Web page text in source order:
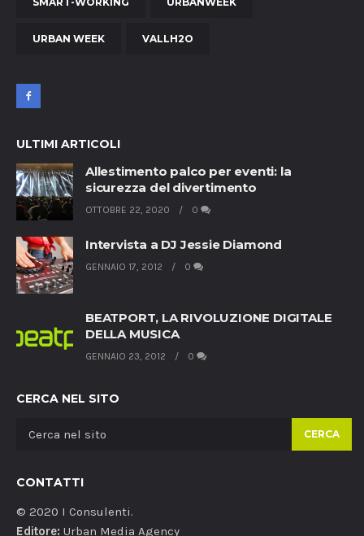
URBAN WEEK VALLH2O
ULTIMI ARTICOLI
Allestimento palco per eventi: la
sicurezza del divertimento
OTTOBRE 22, 2020 0
Intervista a DJ Jessie Diamond
GENNAIO 17, 2012 0
BEATPORT, LA RIVOLUZIONE DIGITALE
DELLA MUSICA
GENNAIO 23, 2012 0
CERCA NEL SITO
CERCA
CONTATTI
© 2020 I Consulenti.
Editore: Urban Media Agency